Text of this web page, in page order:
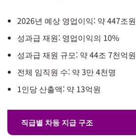
2026년 예상 영업이익: 약 447조원
성과급 재원: 영업이익의 10%
성과급 재원 규모: 약 44조 7천억원
전체 임직원 수: 약 3만 4천명
1인당 산출액: 약 13억원
직급별 차등 지급 구조